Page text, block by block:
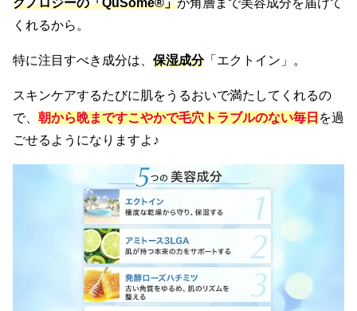
くれるから。
特に注目すべき成分は、 保湿成分「エクトイン」。
スキンケアするたびに肌をうるおいで満たしてくれるの
で、 朝から晩まですこやかで毛穴トラブルのない毎日 を過
ごせるようになりますよ♪